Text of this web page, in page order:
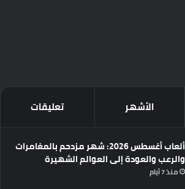
الأشهر تعليقات
ألعاب أغسطس 2026: شهر مزدحم بالمغامرات
والرعب والعودة إلى العوالم الشهيرة
منذ 7 أيام